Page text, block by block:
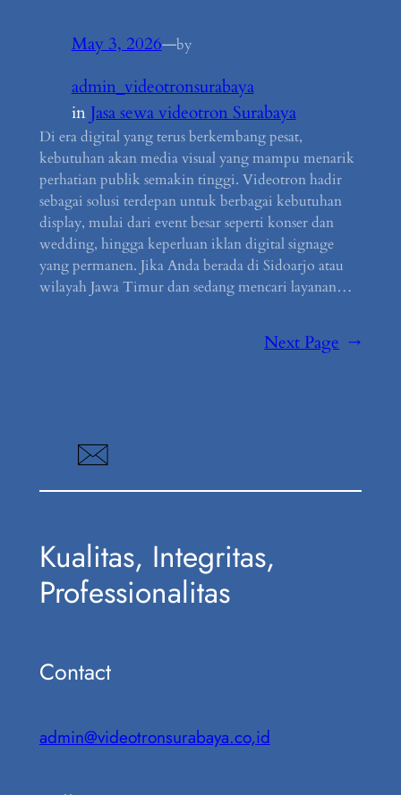
May 3, 2026—by
admin_videotronsurabaya
inJasa sewa videotron Surabaya
Di era digital yang terus berkembang pesat,
kebutuhan akan media visual yang mampu menarik
perhatian publik semakin tinggi. Videotron hadir
sebagai solusi terdepan untuk berbagai kebutuhan
display, mulai dari event besar seperti konser dan
wedding, hingga keperluan iklan digital signage
yang permanen. Jika Anda berada di Sidoarjo atau
wilayah Jawa Timur dan sedang mencari layanan…
Next Page →
Kualitas, Integritas,
Professionalitas
Contact
admin@videotronsurabaya.co,id